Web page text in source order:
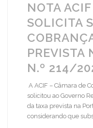
NOTA
SOLICITA
PREVISTA
N.º 214/
A ACIF – Câmara de
solicitou ao Governo
da taxa prevista na
considerando que